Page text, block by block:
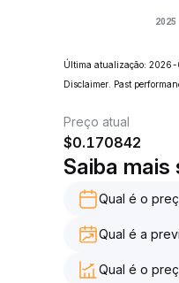
Última atualização:
Disclaimer. Past
Preço atual
$0.170842
Saiba mais
Qual é o
Qual é a
Qual é o